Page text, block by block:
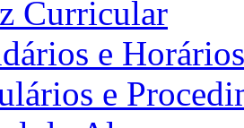
Curricular
e Horários
e